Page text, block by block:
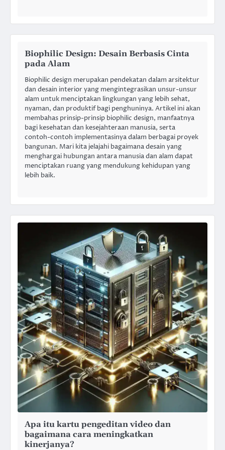
Biophilic Design: Desain Berbasis Cinta
pada Alam
Biophilic design merupakan pendekatan dalam arsitektur
dan desain interior yang mengintegrasikan unsur-unsur
alam untuk menciptakan lingkungan yang lebih sehat,
nyaman, dan produktif bagi penghuninya. Artikel ini akan
membahas prinsip-prinsip biophilic design, manfaatnya
bagi kesehatan dan kesejahteraan manusia, serta
contoh-contoh implementasinya dalam berbagai proyek
bangunan. Mari kita jelajahi bagaimana desain yang
menghargai hubungan antara manusia dan alam dapat
menciptakan ruang yang mendukung kehidupan yang
lebih baik.
Apa itu kartu pengeditan video dan
bagaimana cara meningkatkan
kinerjanya?